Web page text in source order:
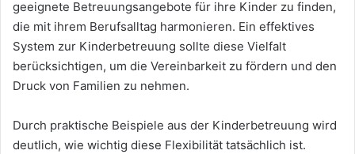
geeignete Betreuungsangebote für ihre Kinder zu finden,
die mit ihrem Berufsalltag harmonieren. Ein effektives
System zur Kinderbetreuung sollte diese Vielfalt
berücksichtigen, um die Vereinbarkeit zu fördern und den
Druck von Familien zu nehmen.
Durch praktische Beispiele aus der Kinderbetreuung wird
deutlich, wie wichtig diese Flexibilität tatsächlich ist.